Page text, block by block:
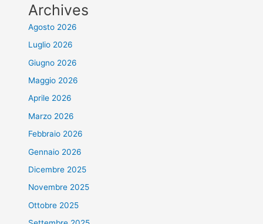
Archives
Agosto 2026
Luglio 2026
Giugno 2026
Maggio 2026
Aprile 2026
Marzo 2026
Febbraio 2026
Gennaio 2026
Dicembre 2025
Novembre 2025
Ottobre 2025